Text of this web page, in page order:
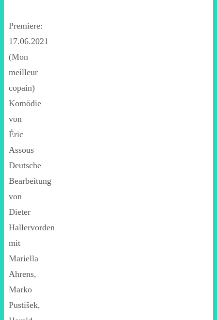
Premiere:
17.06.2021
(Mon
meilleur
copain)
Komödie
von
Éric
Assous
Deutsche
Bearbeitung
von
Dieter
Hallervorden
mit
Mariella
Ahrens,
Marko
Pustišek,